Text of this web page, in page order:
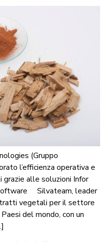
(Gruppo
l’efficienza operativa e
alle soluzioni Infor
Silvateam, leader
vegetali per il settore
del mondo, con un